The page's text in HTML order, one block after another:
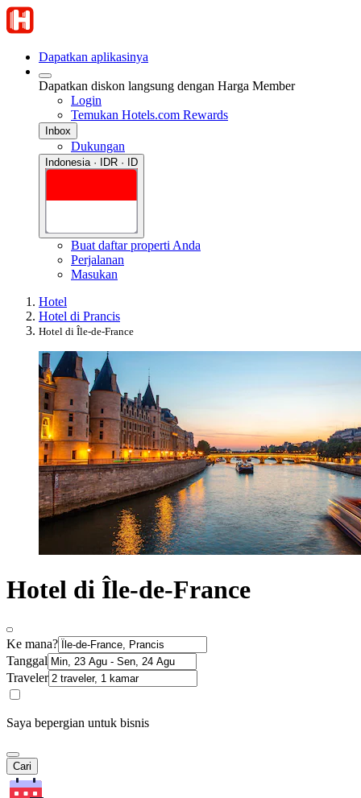
Dapatkan aplikasinya
Dapatkan diskon langsung dengan Harga Member
Login
Temukan Hotels.com Rewards
Inbox
Dukungan
Indonesia · IDR · ID
Buat daftar properti Anda
Perjalanan
Masukan
Hotel
Hotel di Prancis
Hotel di Île-de-France
Hotel di Île-de-France
Ke mana?
Tanggal
Traveler
Saya bepergian untuk bisnis
Cari